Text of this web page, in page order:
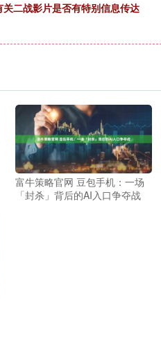
二战影片是否有特别信息传达
富牛策略官网 豆包手机：一场
「封杀」背后的AI入口争夺战